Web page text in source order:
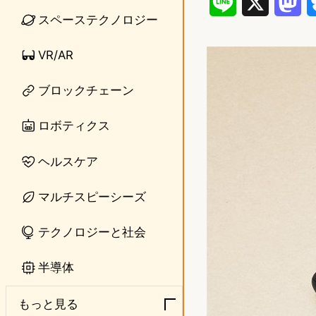
スペーステクノロジー
VR/AR
ブロックチェーン
ロボティクス
ヘルスケア
マルチスピーシーズ
テクノロジーと社会
半導体
もっと見る